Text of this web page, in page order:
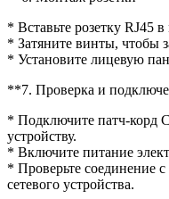
* Вставьте розетку RJ45
* Затяните винты, чтобы
* Установите лицевую
**7. Проверка и
* Подключите патч-корд
устройству.
* Включите питание
* Проверьте соединение
сетевого устройства.